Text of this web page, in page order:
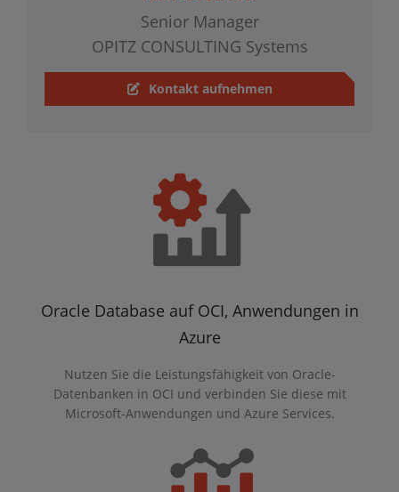
Senior Manager
OPITZ CONSULTING Systems
Kontakt aufnehmen
Oracle Database auf OCI, Anwendungen in
Azure
Nutzen Sie die Leistungsfähigkeit von Oracle-
Datenbanken in OCI und verbinden Sie diese mit
Microsoft-Anwendungen und Azure Services.